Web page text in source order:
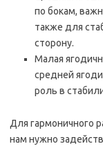
по бокам,
также для
сторону.
Малая
средней
роль в
Для гармоничного
нам нужно